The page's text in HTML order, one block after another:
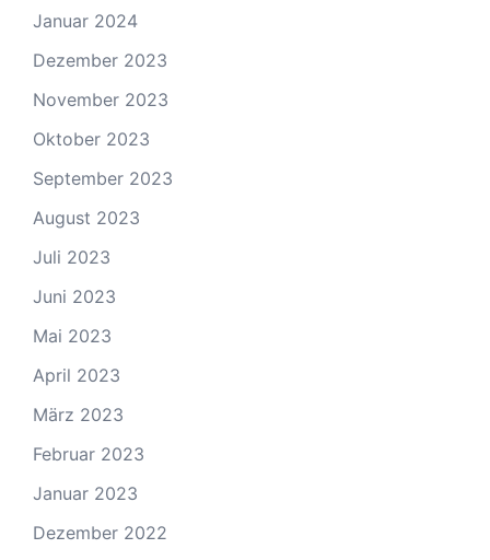
Januar 2024
Dezember 2023
November 2023
Oktober 2023
September 2023
August 2023
Juli 2023
Juni 2023
Mai 2023
April 2023
März 2023
Februar 2023
Januar 2023
Dezember 2022